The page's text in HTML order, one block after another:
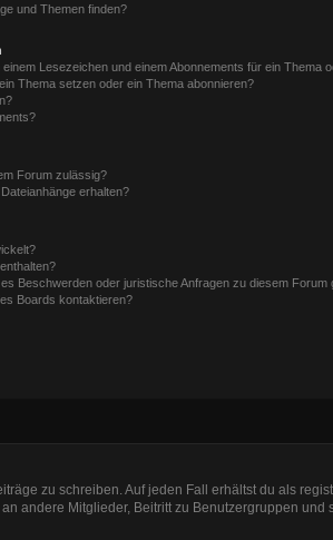
und Themen finden?
Lesezeichen und einem Abonnements für ein Thema
Thema setzen oder ein Thema abonnieren?
Forum zulässig?
erhalten?
Beschwerden oder juristische Anfragen zu diesem Forum
Boards kontaktieren?
zu schreiben. Auf jeden Fall erhältst du als
andere Mitglieder, Beitritt zu Benutzergruppen und